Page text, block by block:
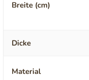
Breite (cm)
Dicke
Material